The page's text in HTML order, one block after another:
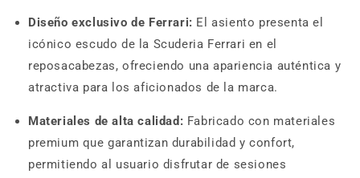
Diseño exclusivo de Ferrari: El asiento presenta el
icónico escudo de la Scuderia Ferrari en el
reposacabezas, ofreciendo una apariencia auténtica y
atractiva para los aficionados de la marca.
Materiales de alta calidad: Fabricado con materiales
premium que garantizan durabilidad y confort,
permitiendo al usuario disfrutar de sesiones